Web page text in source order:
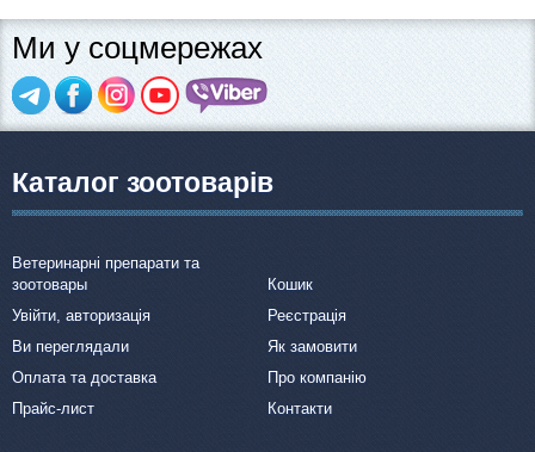
Ми у соцмережах
Каталог зоотоварів
Ветеринарні препарати та
зоотовары
Кошик
Увійти, авторизація
Реєстрація
Ви переглядали
Як замовити
Оплата та доставка
Про компанію
Прайс-лист
Контакти